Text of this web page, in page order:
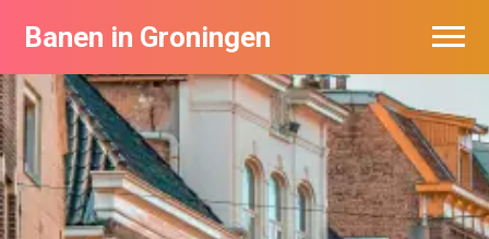
Banen in Groningen
Vacatures per bedrijf
De populairste vacatures in Groningen
Nieuwsbrief feed